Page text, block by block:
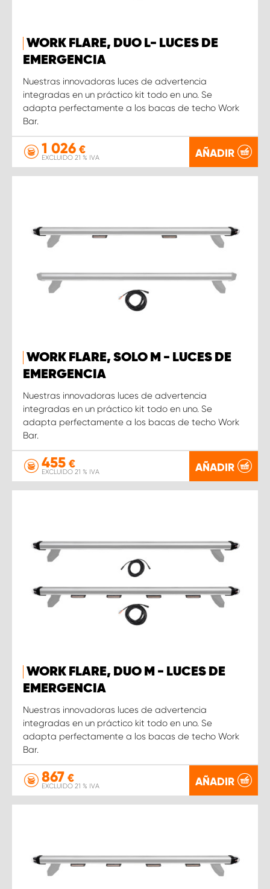
WORK FLARE, DUO L- LUCES DE
EMERGENCIA
Nuestras innovadoras luces de advertencia
integradas en un práctico kit todo en uno. Se
adapta perfectamente a los bacas de techo Work
Bar.
1 026 €
EXCLUIDO 21 % IVA AÑADIR
WORK FLARE, SOLO M - LUCES DE
EMERGENCIA
Nuestras innovadoras luces de advertencia
integradas en un práctico kit todo en uno. Se
adapta perfectamente a los bacas de techo Work
Bar.
455 €
EXCLUIDO 21 % IVA AÑADIR
WORK FLARE, DUO M - LUCES DE
EMERGENCIA
Nuestras innovadoras luces de advertencia
integradas en un práctico kit todo en uno. Se
adapta perfectamente a los bacas de techo Work
Bar.
867 €
EXCLUIDO 21 % IVA AÑADIR